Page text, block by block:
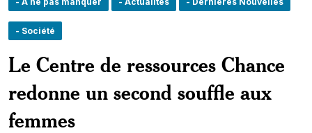
- Société
Le Centre de ressources Chance
redonne un second souffle aux
femmes